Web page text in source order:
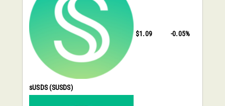
sUSDS (SUSDS)
$1.09 -0.05%